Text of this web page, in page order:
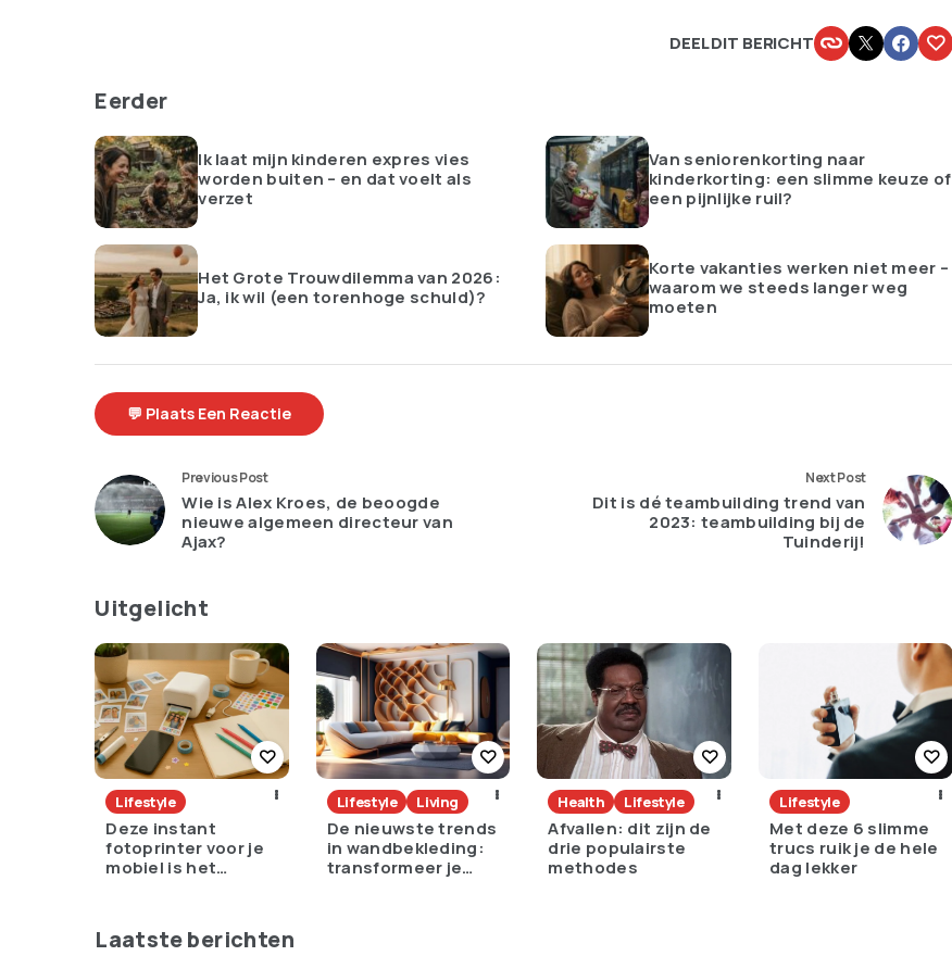
DEEL DIT BERICHT
Eerder
Ik laat mijn kinderen expres vies
worden buiten – en dat voelt als
verzet
Van seniorenkorting naar
kinderkorting: een slimme keuze of
een pijnlijke ruil?
Het Grote Trouwdilemma van 2026:
Ja, ik wil (een torenhoge schuld)?
Korte vakanties werken niet meer –
waarom we steeds langer weg
moeten
💬 Plaats Een Reactie
Previous Post
Wie is Alex Kroes, de beoogde
nieuwe algemeen directeur van
Ajax?
Next Post
Dit is dé teambuilding trend van
2023: teambuilding bij de
Tuinderij!
Uitgelicht
Lifestyle
Deze instant
fotoprinter voor je
mobiel is het
Lifestyle Living
De nieuwste trends
in wandbekleding:
transformeer je
Health Lifestyle
Afvallen: dit zijn de
drie populairste
methodes
Lifestyle
Met deze 6 slimme
trucs ruik je de hele
dag lekker
Laatste berichten